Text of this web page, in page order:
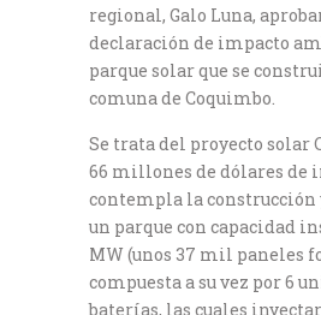
regional, Galo Luna,
declaración de impacto
parque solar que se
comuna de Coquimbo.
Se trata del proyecto solar
66 millones de dólares de
contempla la construcción
un parque con capacidad
MW (unos 37 mil paneles
compuesta a su vez por 6
baterías, las cuales